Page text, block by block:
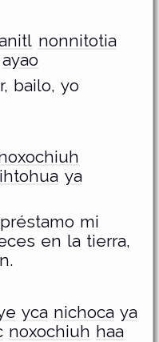
nonnitotia
ayao
bailo, yo
ya
mi
en la tierra,
yca nichoca ya
noxochiuh haa